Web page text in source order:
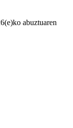
abuztuaren